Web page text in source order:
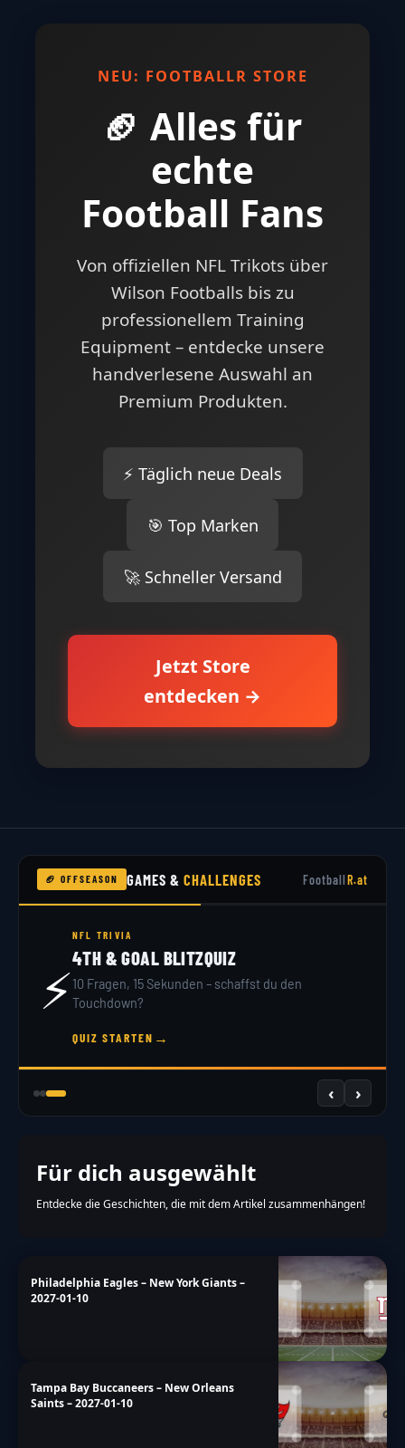
NEU: FOOTBALLR STORE
🏈 Alles für
echte
Football Fans
Von offiziellen NFL Trikots über
Wilson Footballs bis zu
professionellem Training
Equipment – entdecke unsere
handverlesene Auswahl an
Premium Produkten.
⚡ Täglich neue Deals
🎯 Top Marken
🚀 Schneller Versand
Jetzt Store
entdecken →
🏈 OFFSEASON GAMES &CHALLENGES FootballR.at
⚡
NFL TRIVIA
4TH & GOAL BLITZQUIZ
10 Fragen, 15 Sekunden – schaffst du den
Touchdown?
QUIZ STARTEN →
‹ ›
Für dich ausgewählt
Entdecke die Geschichten, die mit dem Artikel zusammenhängen!
Philadelphia Eagles – New York Giants –
2027-01-10
Tampa Bay Buccaneers – New Orleans
Saints – 2027-01-10